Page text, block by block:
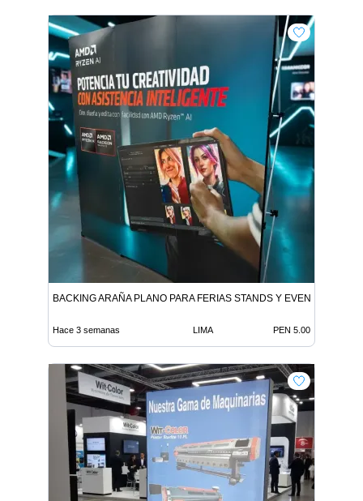
BACKING ARAÑA PLANO PARA FERIAS STANDS Y EVENTOS
Hace 3 semanas LIMA PEN 5.00